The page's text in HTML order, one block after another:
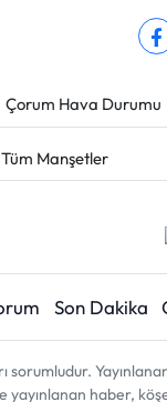
Çorum Hava Durumu
Tüm Manşetler
Son Dakika
sorumludur.
yayınlanan haber,